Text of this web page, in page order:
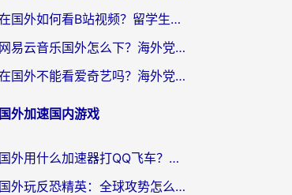
在国外如何看B站视频？留学生亲测有效的回国加速器选择指南
网易云音乐国外怎么下？海外党亲测有效的回国加速器指南
在国外不能看爱奇艺吗？海外党追剧必看的回国加速器选择指南
国外加速国内游戏
国外用什么加速器打QQ飞车？海外党亲测有效的国服游戏加速指南
国外玩反恐精英：全球攻势怎么不卡？老玩家亲测的加速器选择指南